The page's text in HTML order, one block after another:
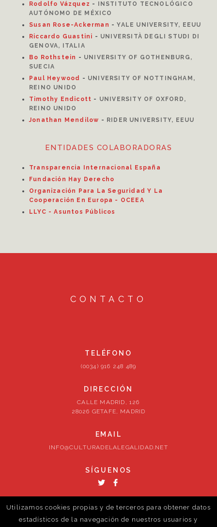
Rodolfo Vázquez -
INSTITUTO TECNOLÓGICO
AUTÓNOMO DE MÉXICO
Susan Rose-Ackerman -YALE UNIVERSITY, EEUU
Riccardo Guastini - UNIVERSITÀ DEGLI STUDI DI
GENOVA, ITALIA
Bo Rothstein - UNIVERSITY OF GOTHENBURG,
SUECIA
Paul Heywood - UNIVERSITY OF NOTTINGHAM,
REINO UNIDO
Timothy Endicott - UNIVERSITY OF OXFORD,
REINO UNIDO
Jonathan Mendilow - RIDER UNIVERSITY, EEUU
ENTIDADES COLABORADORAS
Transparencia Internacional España
Fundación Hay Derecho
Organización Para La Seguridad Y La
Cooperación En Europa - OCEEA
LLYC - Asuntos Públicos
CONTACTO
TELÉFONO
(0034) 916 248 489
DIRECCIÓN
CALLE MADRID, 126
28026 GETAFE, MADRID
EMAIL
INFO@CULTURADELALEGALIDAD.NET
SÍGUENOS
Utilizamos cookies propias y de terceros para obtener datos
estadísticos de la navegación de nuestros usuarios y